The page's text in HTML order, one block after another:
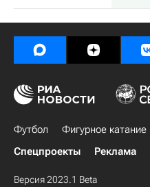
Футбол Фигурное катание
Спецпроекты
Реклама
Версия 2023.1 Beta